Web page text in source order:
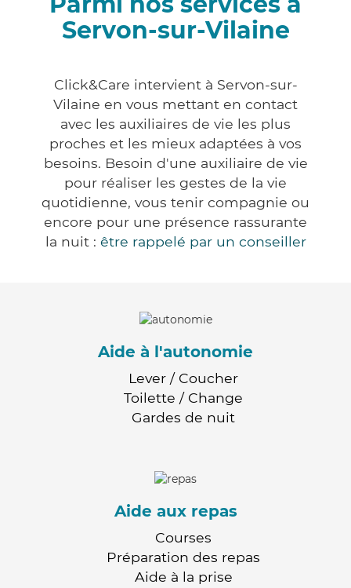
Servon-sur-Vilaine
Click&Care intervient à Servon-sur-
Vilaine en vous mettant en contact
avec les auxiliaires de vie les plus
proches et les mieux adaptées à vos
besoins. Besoin d'une auxiliaire de vie
pour réaliser les gestes de la vie
quotidienne, vous tenir compagnie ou
encore pour une présence rassurante
la nuit : être rappelé par un conseiller
Aide à l'autonomie
Lever / Coucher
Toilette / Change
Gardes de nuit
Aide aux repas
Courses
Préparation des repas
Aide à la prise